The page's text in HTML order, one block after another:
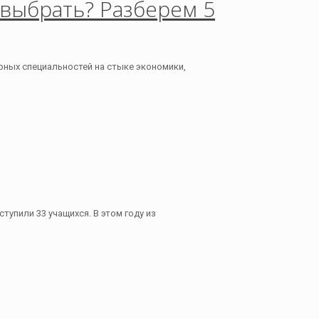
Разберем 5
специальностей на стыке экономики,
33 учащихся. В этом году из